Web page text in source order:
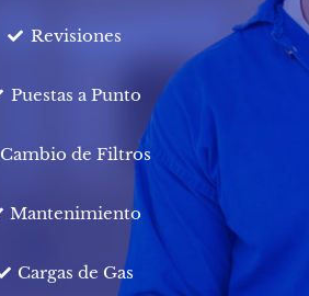
Revisiones
Puestas a Punto
Cambio de Filtros
Mantenimiento
Cargas de Gas